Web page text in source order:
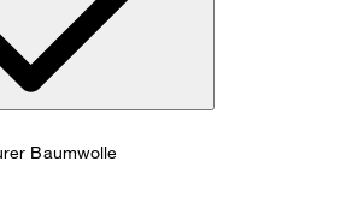
Baumwolle